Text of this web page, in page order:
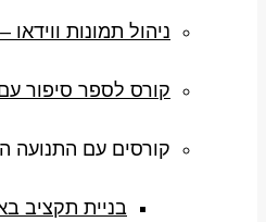
ניהול תמונות ווידאו
קורס לספר סיפור
קורסים עם התנועה
בניית תקציב